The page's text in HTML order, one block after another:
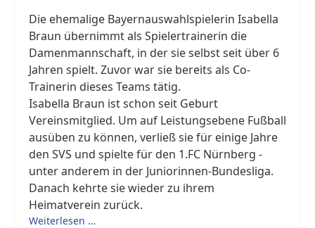
Die ehemalige Bayernauswahlspielerin Isabella
Braun übernimmt als Spielertrainerin die
Damenmannschaft, in der sie selbst seit über 6
Jahren spielt. Zuvor war sie bereits als Co-
Trainerin dieses Teams tätig.
Isabella Braun ist schon seit Geburt
Vereinsmitglied. Um auf Leistungsebene Fußball
ausüben zu können, verließ sie für einige Jahre
den SVS und spielte für den 1.FC Nürnberg -
unter anderem in der Juniorinnen-Bundesliga.
Danach kehrte sie wieder zu ihrem
Heimatverein zurück.
Weiterlesen …